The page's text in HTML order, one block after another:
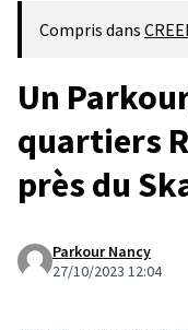
Compris dans
Un
quartiers
près du
Parkour Nancy
27/10/2023 12:04